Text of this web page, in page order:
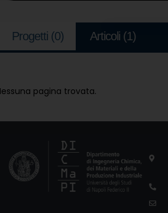
Progetti (0) Articoli (1)
pagina trovata.